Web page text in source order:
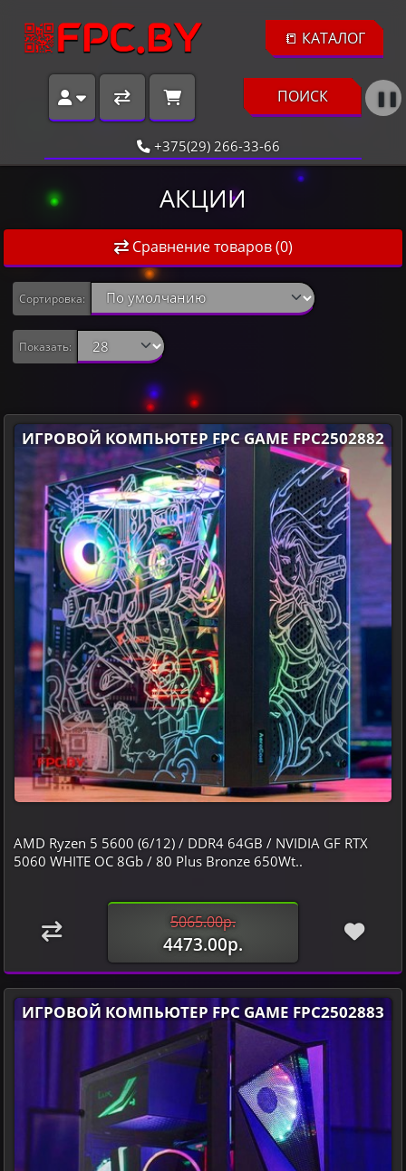
📒 КАТАЛОГ
ПОИСК ❚❚
+375(29) 266-33-66
АКЦИИ
Сравнение товаров (0)
Сортировка:
Показать:
ИГРОВОЙ КОМПЬЮТЕР FPC GAME FPC2502882
AMD Ryzen 5 5600 (6/12) / DDR4 64GB / NVIDIA GF RTX
5060 WHITE OC 8Gb / 80 Plus Bronze 650Wt..
5065.00р.
4473.00р.
ИГРОВОЙ КОМПЬЮТЕР FPC GAME FPC2502883